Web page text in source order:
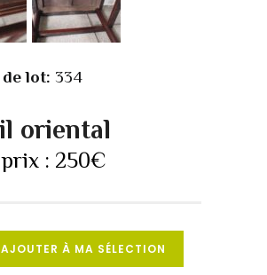
lot: 334
oriental
: 250€
AJOUTER À MA SÉLECTION